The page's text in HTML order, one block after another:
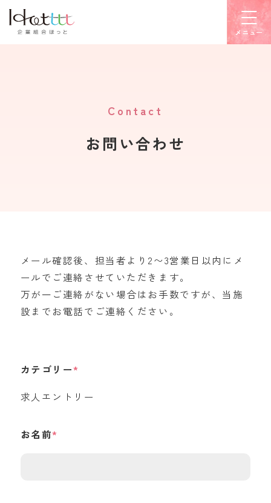
メニュー
Contact
お問い合わせ
メール確認後、担当者より2〜3営業日以内にメ
ールでご連絡させていただきます。
万が一ご連絡がない場合はお手数ですが、当施
設までお電話でご連絡ください。
カテゴリー
求人エントリー
お名前